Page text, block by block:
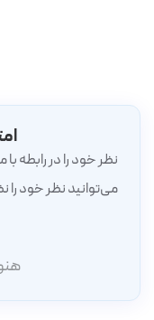
نظر خود را در رابطه
می‌توانید نظر خود را